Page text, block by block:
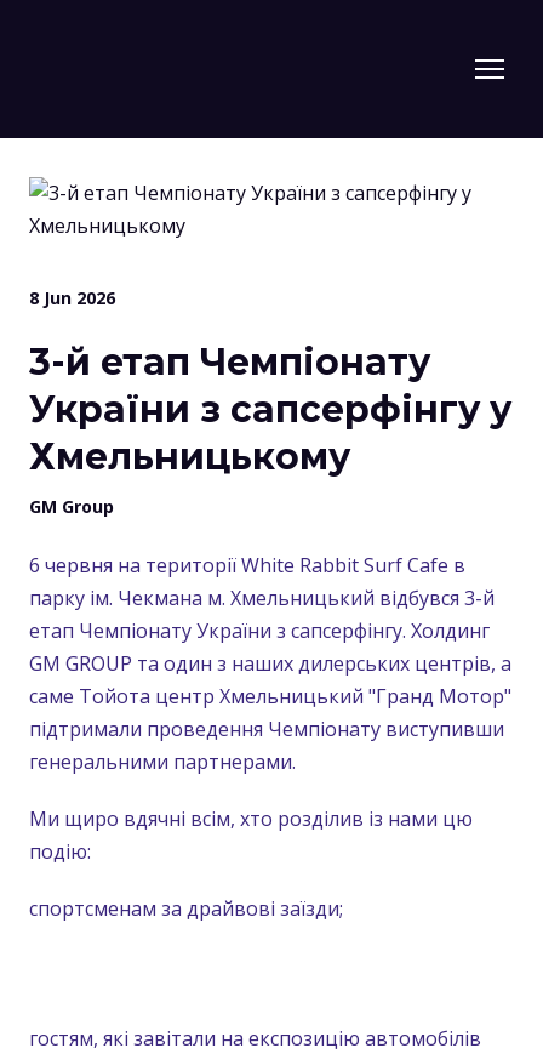
8 Jun 2026
3-й етап Чемпіонату
України з сапсерфінгу у
Хмельницькому
GM Group
6 червня на території White Rabbit Surf Cafe в
парку ім. Чекмана м. Хмельницький відбувся 3-й
етап Чемпіонату України з сапсерфінгу. Холдинг
GM GROUP та один з наших дилерських центрів, а
саме Тойота центр Хмельницький "Гранд Мотор"
підтримали проведення Чемпіонату виступивши
генеральними партнерами.
Ми щиро вдячні всім, хто розділив із нами цю
подію:
спортсменам за драйвові заїзди;
гостям, які завітали на експозицію автомобілів